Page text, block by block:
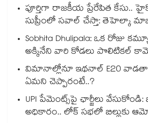
పూర్తిగా రాజకీయ ప్రేరేపిత కేసు..
సుప్రీంలో సవాల్ చేస్తా: తెహెల్కా
Sobhita Dhulipala: ఒక రోజు
అక్కినేని వారి కోడలు పొలిటికల్
విమానాల్లోనూ ఇథనాల్ E20
ఏమని చెప్పారంటే..?
UPI పేమెంట్స్⁪పై ఛార్జీలు వేసుకోండి:
అధికారం.. లోక్ సభలో బిల్లుకు